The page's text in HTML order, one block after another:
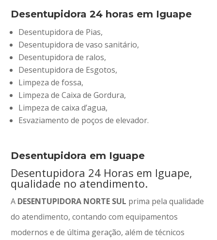
Desentupidora 24 horas em Iguape
Desentupidora de Pias,
Desentupidora de vaso sanitário,
Desentupidora de ralos,
Desentupidora de Esgotos,
Limpeza de fossa,
Limpeza de Caixa de Gordura,
Limpeza de caixa d’agua,
Esvaziamento de poços de elevador.
Desentupidora em Iguape
Desentupidora 24 Horas em Iguape,
qualidade no atendimento.
A DESENTUPIDORA NORTE SUL prima pela qualidade
do atendimento, contando com equipamentos
modernos e de última geração, além de técnicos